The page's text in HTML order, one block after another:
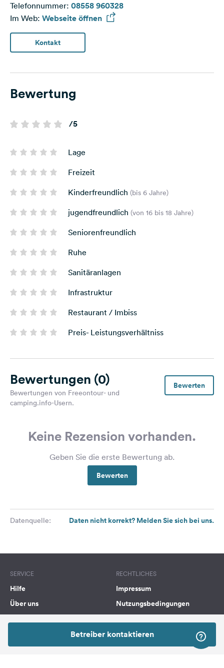
Betreiber kontaktieren
Telefonnummer: 08558 960328
Im Web: Webseite öffnen
Kontakt
Bewertung
/5
Lage
Freizeit
Kinderfreundlich (bis 6 Jahre)
jugendfreundlich (von 16 bis 18 Jahre)
Seniorenfreundlich
Ruhe
Sanitäranlagen
Infrastruktur
Restaurant / Imbiss
Preis- Leistungsverhältniss
Bewertungen (0)
Bewertungen von Freeontour- und
camping.info-Usern.
Bewerten
Keine Rezension vorhanden.
Geben Sie die erste Bewertung ab.
Bewerten
Datenquelle: Daten nicht korrekt? Melden Sie sich bei uns.
SERVICE
Hilfe
Über uns
Kooperationspartner werden
Was ist Freeontour
RECHTLICHES
Impressum
Nutzungsbedingungen
Rechtliche Hinweise